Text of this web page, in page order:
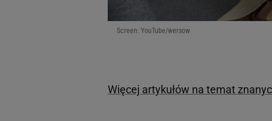
Screen: YouTube/wersow
Więcej artykułów na temat